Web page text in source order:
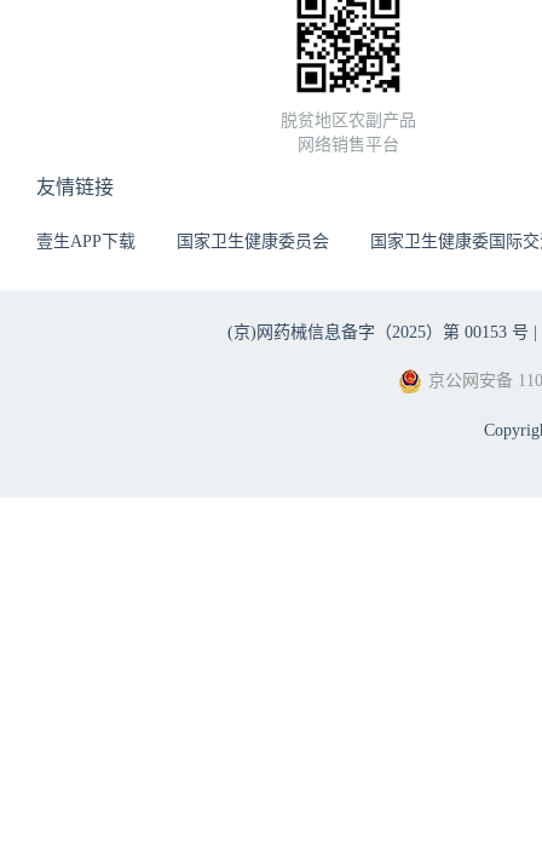
脱贫地区农副产品
网络销售平台
友情链接
壹生APP下载 国家卫生健康委员会 国家卫生健康委国际
(京)网药械信息备字（2025）第 00153 号 |
京公网安备